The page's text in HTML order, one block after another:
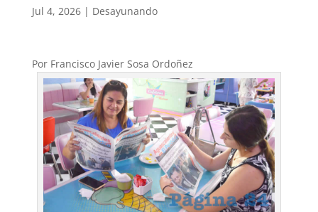
Jul 4, 2026| Desayunando
Por Francisco Javier Sosa Ordoñez